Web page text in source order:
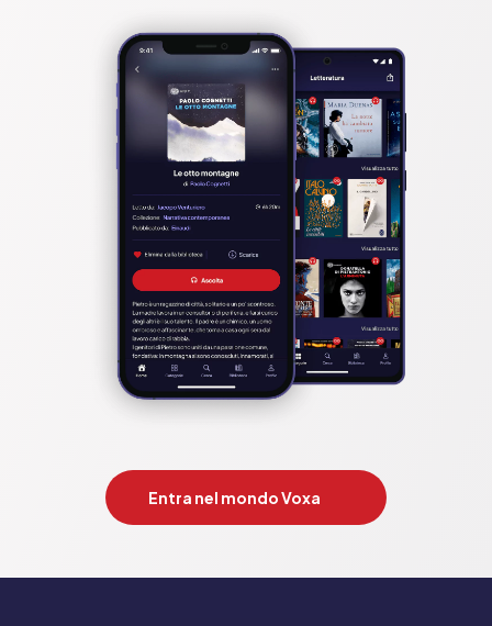
Entra nel mondo Voxa